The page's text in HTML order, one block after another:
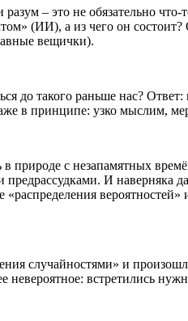
разум – это не обязательно
(ИИ), а из чего он
вещички).
до такого раньше нас?
в принципе: узко мыслим,
природе с незапамятных
И наверняка
случайностями» и
невероятное: встретились